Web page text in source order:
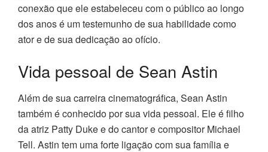
conexão que ele estabeleceu com o público ao longo
dos anos é um testemunho de sua habilidade como
ator e de sua dedicação ao ofício.
Vida pessoal de Sean Astin
Além de sua carreira cinematográfica, Sean Astin
também é conhecido por sua vida pessoal. Ele é filho
da atriz Patty Duke e do cantor e compositor Michael
Tell. Astin tem uma forte ligação com sua família e